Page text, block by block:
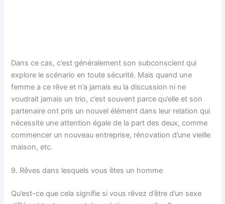
Dans ce cas, c’est généralement son subconscient qui
explore le scénario en toute sécurité. Mais quand une
femme a ce rêve et n’a jamais eu la discussion ni ne
voudrait jamais un trio, c’est souvent parce qu’elle et son
partenaire ont pris un nouvel élément dans leur relation qui
nécessite une attention égale de la part des deux, comme
commencer un nouveau entreprise, rénovation d’une vieille
maison, etc.
9. Rêves dans lesquels vous êtes un homme
Qu’est-ce que cela signifie si vous rêvez d’être d’un sexe